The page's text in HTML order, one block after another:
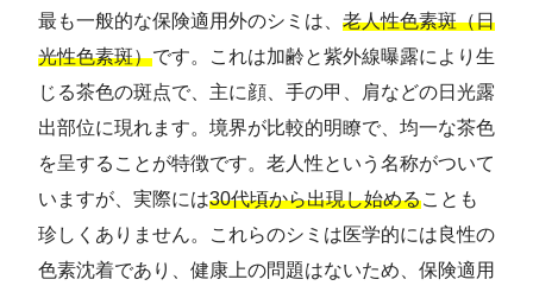
最も一般的な保険適用外のシミは、 老人性色素斑（日
光性色素斑）です。これは加齢と紫外線曝露により生
じる茶色の斑点で、主に顔、手の甲、肩などの日光露
出部位に現れます。境界が比較的明瞭で、均一な茶色
を呈することが特徴です。老人性という名称がついて
いますが、実際には30代頃から出現し始めることも
珍しくありません。これらのシミは医学的には良性の
色素沈着であり、健康上の問題はないため、保険適用